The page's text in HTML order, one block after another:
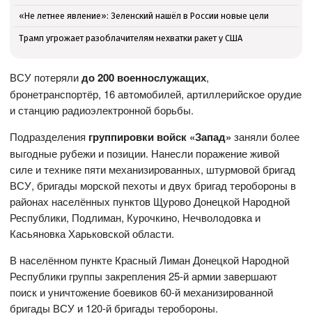
«Не летнее явление»: Зеленский нашёл в России новые цели
Трамп угрожает разоблачителям нехватки ракет у США
ВСУ потерялидо 200 военнослужащих,
бронетранспортёр, 16 автомобилей, артиллерийское орудие
и станцию радиоэлектронной борьбы.
Подразделения группировки войск «Запад» заняли более
выгодные рубежи и позиции. Нанесли поражение живой
силе и технике пяти механизированных, штурмовой бригад
ВСУ, бригады морской пехоты и двух бригад теробороны в
районах населённых пунктов Щурово Донецкой Народной
Республики, Подлиман, Курочкино, Нечволодовка и
Касьяновка Харьковской области.
В населённом пункте Красный Лиман Донецкой Народной
Республики группы закрепления 25-й армии завершают
поиск и уничтожение боевиков 60-й механизированной
бригады ВСУ и 120-й бригады теробороны.